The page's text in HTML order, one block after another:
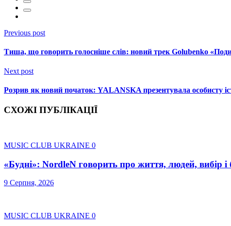
Previous post
Тиша, що говорить голосніше слів: новий трек Golubenko
Next post
Розрив як новий початок: YALANSKA презентувала особисту
СХОЖІ ПУБЛІКАЦІЇ
MUSIC CLUB UKRAINE 0
«Будні»: NordleN говорить про життя, людей, вибір і
9 Серпня, 2026
MUSIC CLUB UKRAINE 0